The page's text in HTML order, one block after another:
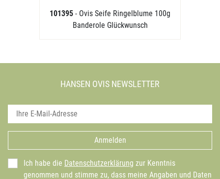
101395 - Ovis Seife Ringelblume 100g
Banderole Glückwunsch
HANSEN OVIS NEWSLETTER
Anmelden
Ich habe die Datenschutzerklärung zur Kenntnis
genommen und stimme zu, dass meine Angaben und Daten